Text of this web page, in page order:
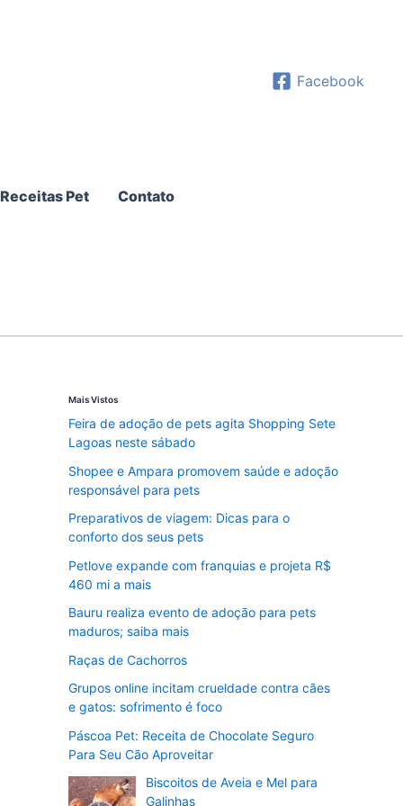
Facebook
Receitas Pet Contato
Mais Vistos
Feira de adoção de pets agita Shopping Sete
Lagoas neste sábado
Shopee e Ampara promovem saúde e adoção
responsável para pets
Preparativos de viagem: Dicas para o
conforto dos seus pets
Petlove expande com franquias e projeta R$
460 mi a mais
Bauru realiza evento de adoção para pets
maduros; saiba mais
Raças de Cachorros
Grupos online incitam crueldade contra cães
e gatos: sofrimento é foco
Páscoa Pet: Receita de Chocolate Seguro
Para Seu Cão Aproveitar
Biscoitos de Aveia e Mel para
Galinhas